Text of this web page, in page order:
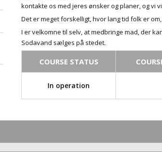
kontakte os med jeres ønsker og planer, og vi
Det er meget forskelligt, hvor lang tid folk er
I er velkomne til selv, at medbringe mad, der
Sodavand sælges på stedet.
COURSE STATUS
In operation